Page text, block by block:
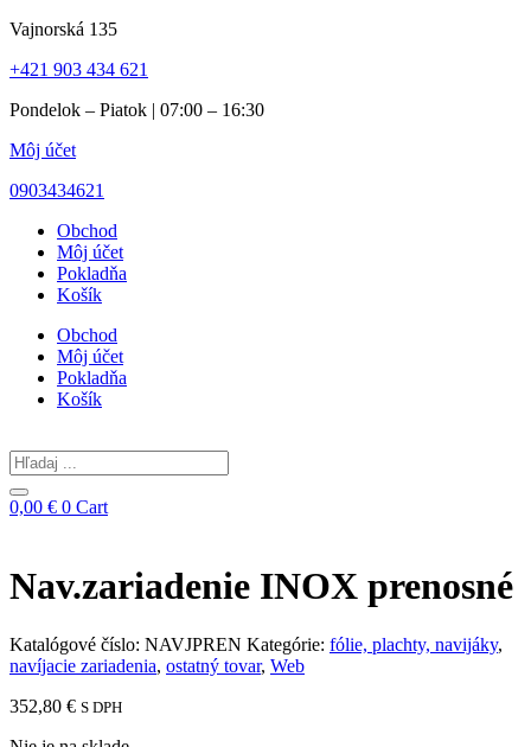
Preskočiť
obsah
Vajnorská 135
+421 903 434 621
Pondelok – Piatok | 07:00 – 16:30
Môj účet
0903434621
Obchod
Môj účet
Pokladňa
Košík
Obchod
Môj účet
Pokladňa
Košík
Search
...
0,00 € 0 Cart
Nav.zariadenie INOX prenosné
Katalógové číslo: NAVJPREN Kategórie: fólie, plachty, navijáky,
navíjacie zariadenia, ostatný tovar, Web
352,80 € S DPH